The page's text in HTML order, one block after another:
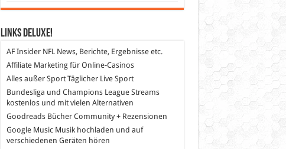
Links DeLuXe!
AF InsiderNFL News, Berichte, Ergebnisse etc.
Affiliate Marketingfür Online-Casinos
Alles außer SportTäglicher Live Sport
Bundesliga und Champions League Streams
kostenlos und mit vielen Alternativen
GoodreadsBücher Community + Rezensionen
Google MusicMusik hochladen und auf
verschiedenen Geräten hören